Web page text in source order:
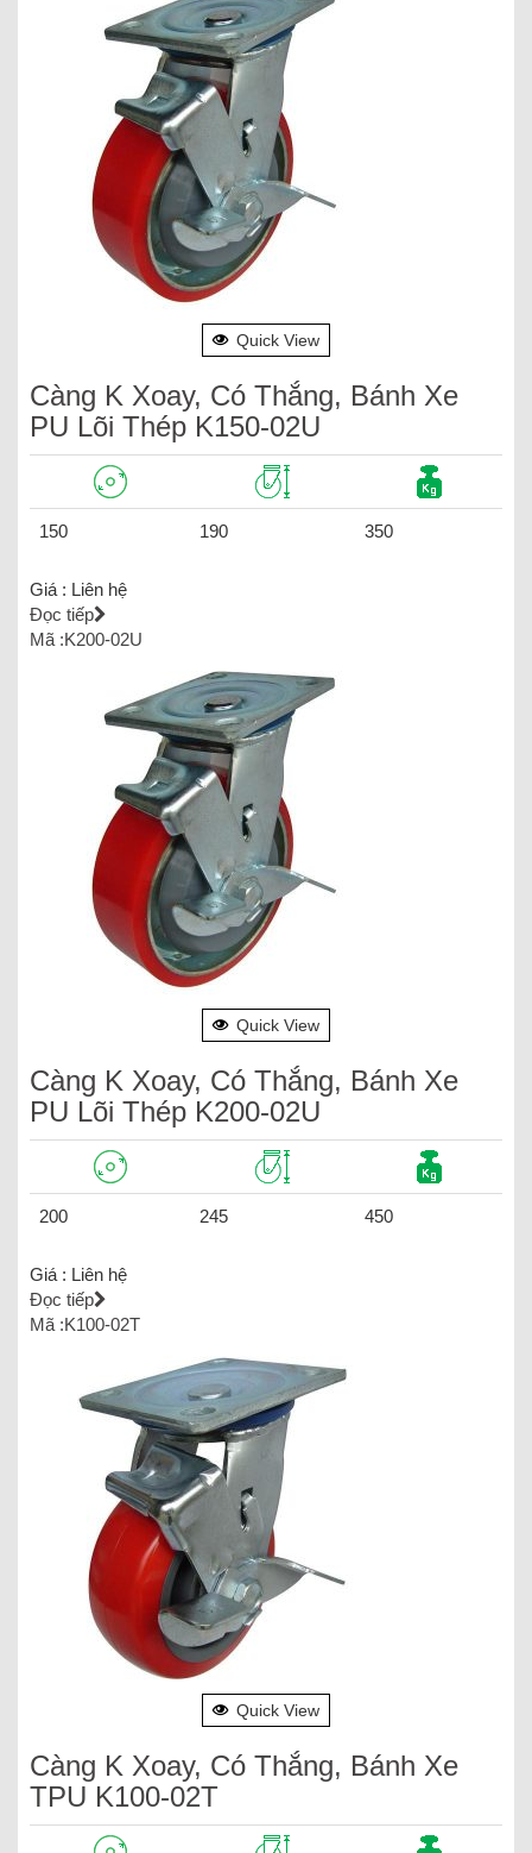
Quick View
Càng K Xoay, Có Thắng, Bánh Xe
PU Lõi Thép K150-02U
150 190 350
Giá : Liên hệ
Đọc tiếp
Mã :K200-02U
Quick View
Càng K Xoay, Có Thắng, Bánh Xe
PU Lõi Thép K200-02U
200 245 450
Giá : Liên hệ
Đọc tiếp
Mã :K100-02T
Quick View
Càng K Xoay, Có Thắng, Bánh Xe
TPU K100-02T